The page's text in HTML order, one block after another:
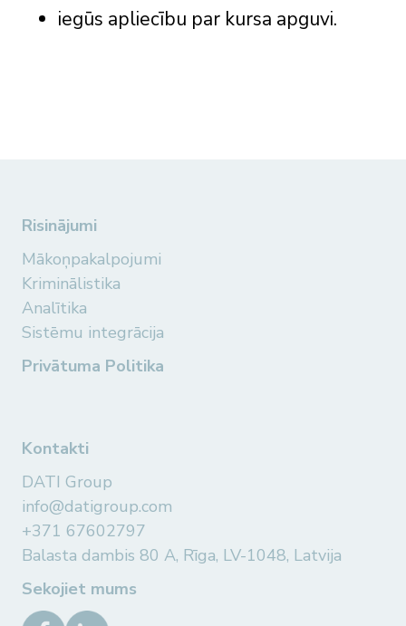
iegūs apliecību par kursa apguvi.
Kontakti
DATI Group
info@datigroup.com
+371 67602797
Balasta dambis 80 A, Rīga, LV-1048, Latvija
Sekojiet mums
Risinājumi
Mākoņpakalpojumi
Kriminālistika
Analītika
Sistēmu integrācija
Privātuma Politika